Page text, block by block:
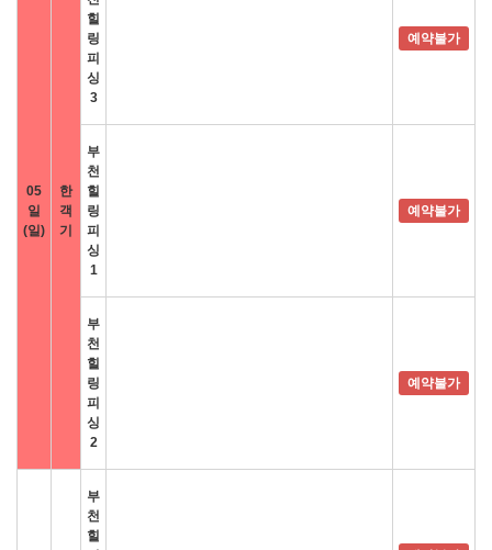
05
일
(일)
한
객
기
힐
링
피
싱
3
예약불가
부
천
힐
링
피
싱
1
예약불가
부
천
힐
링
피
싱
2
예약불가
부
천
힐